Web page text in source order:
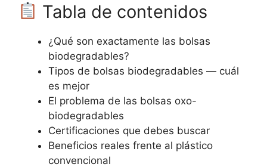
Tabla de contenidos
¿Qué son exactamente las bolsas
biodegradables?
Tipos de bolsas biodegradables — cuál
es mejor
El problema de las bolsas oxo-
biodegradables
Certificaciones que debes buscar
Beneficios reales frente al plástico
convencional